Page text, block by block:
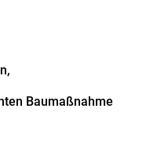
Baumaßnahme